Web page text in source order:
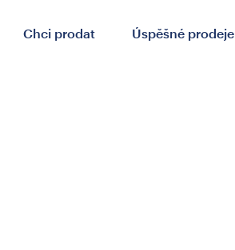
Chci prodat Úspěšné prodeje